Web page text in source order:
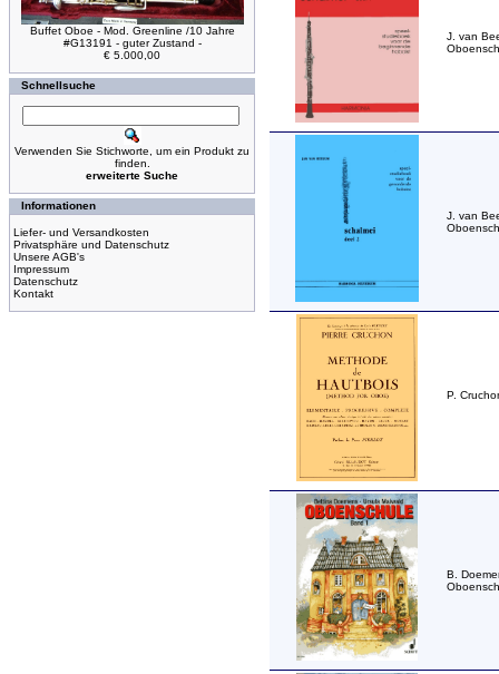
Buffet Oboe - Mod. Greenline /10 Jahre
#G13191 - guter Zustand -
€ 5.000,00
Schnellsuche
Verwenden Sie Stichworte, um ein Produkt zu
finden.
erweiterte Suche
Informationen
Liefer- und Versandkosten
Privatsphäre und Datenschutz
Unsere AGB's
Impressum
Datenschutz
Kontakt
J. van
J. van
P.
B.